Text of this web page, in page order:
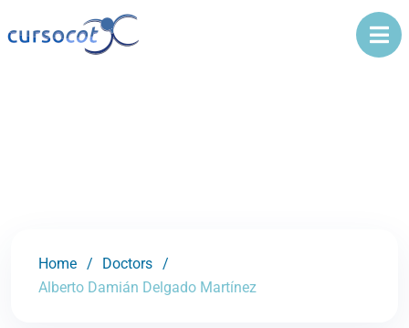
Home
Doctors
Alberto Damián Delgado Martínez